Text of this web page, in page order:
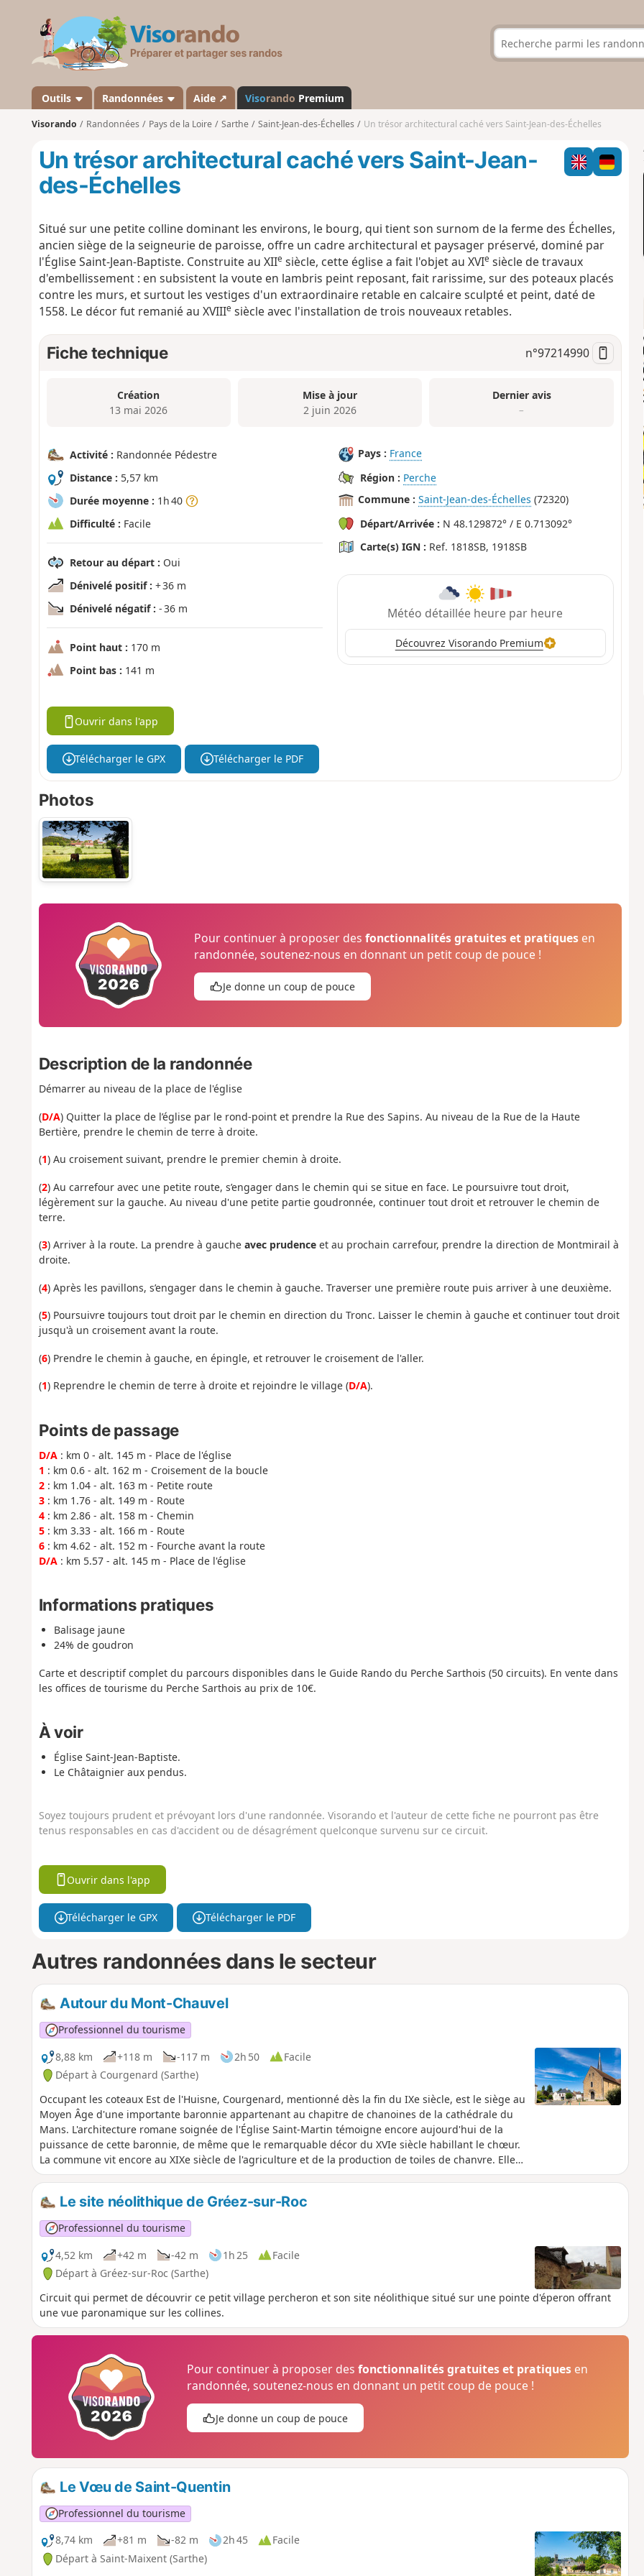
s
a
n
d
Outils Randonnées Aide ↗ Visorando Premium
Visorando Randonnées Pays de la Loire Sarthe Saint-Jean-des-Échelles Un trésor architectural caché vers Saint-Jean-des-Échelles
Un trésor architectural caché vers Saint-Jean-
des-Échelles
Situé sur une petite colline dominant les environs, le bourg, qui tient son surnom de la ferme des Échelles,
ancien siège de la seigneurie de paroisse, offre un cadre architectural et paysager préservé, dominé par
l'Église Saint-Jean-Baptiste. Construite au XIIe siècle, cette église a fait l'objet au XVIe siècle de travaux
d'embellissement : en subsistent la voute en lambris peint reposant, fait rarissime, sur des poteaux placés
contre les murs, et surtout les vestiges d'un extraordinaire retable en calcaire sculpté et peint, daté de
1558. Le décor fut remanié au XVIIIe siècle avec l'installation de trois nouveaux retables.
Fiche technique n°97214990
Création
13 mai 2026
Mise à jour
2 juin 2026
Dernier avis
–
Activité : Randonnée Pédestre
Distance : 5,57 km
Durée moyenne : 1h 40
Difficulté : Facile
Retour au départ : Oui
Dénivelé positif : + 36 m
Dénivelé négatif : - 36 m
Point haut : 170 m
Point bas : 141 m
Pays : France
Région : Perche
Commune : Saint-Jean-des-Échelles (72320)
Départ/Arrivée : N 48.129872° / E 0.713092°
Carte(s) IGN : Ref. 1818SB, 1918SB
Météo détaillée heure par heure
Découvrez Visorando Premium
Ouvrir dans l'app
Télécharger le GPX Télécharger le PDF
Photos
Pour continuer à proposer desfonctionnalités gratuites et pratiques en
randonnée, soutenez-nous en donnant un petit coup de pouce !
Je donne un coup de pouce
Description de la randonnée
Démarrer au niveau de la place de l'église
(D/A) Quitter la place de l’église par le rond-point et prendre la Rue des Sapins. Au niveau de la Rue de la Haute
Bertière, prendre le chemin de terre à droite.
(1) Au croisement suivant, prendre le premier chemin à droite.
(2) Au carrefour avec une petite route, s’engager dans le chemin qui se situe en face. Le poursuivre tout droit,
légèrement sur la gauche. Au niveau d'une petite partie goudronnée, continuer tout droit et retrouver le chemin de
terre.
(3) Arriver à la route. La prendre à gauche avec prudence et au prochain carrefour, prendre la direction de Montmirail à
droite.
(4) Après les pavillons, s’engager dans le chemin à gauche. Traverser une première route puis arriver à une deuxième.
(5) Poursuivre toujours tout droit par le chemin en direction du Tronc. Laisser le chemin à gauche et continuer tout droit
jusqu'à un croisement avant la route.
(6) Prendre le chemin à gauche, en épingle, et retrouver le croisement de l'aller.
(1) Reprendre le chemin de terre à droite et rejoindre le village (D/A).
Points de passage
D/A: km 0 - alt. 145 m - Place de l'église
1 : km 0.6 - alt. 162 m - Croisement de la boucle
2: km 1.04 - alt. 163 m - Petite route
3: km 1.76 - alt. 149 m - Route
4: km 2.86 - alt. 158 m - Chemin
5: km 3.33 - alt. 166 m - Route
6: km 4.62 - alt. 152 m - Fourche avant la route
D/A: km 5.57 - alt. 145 m - Place de l'église
Informations pratiques
Balisage jaune
24% de goudron
Carte et descriptif complet du parcours disponibles dans le Guide Rando du Perche Sarthois (50 circuits). En vente dans
les offices de tourisme du Perche Sarthois au prix de 10€.
À voir
Église Saint-Jean-Baptiste.
Le Châtaignier aux pendus.
Soyez toujours prudent et prévoyant lors d'une randonnée. Visorando et l'auteur de cette fiche ne pourront pas être
tenus responsables en cas d'accident ou de désagrément quelconque survenu sur ce circuit.
Ouvrir dans l'app
Télécharger le GPX Télécharger le PDF
Autres randonnées dans le secteur
Autour du Mont-Chauvel
Professionnel du tourisme
8,88 km
+118 m -117 m 2h 50
Facile
Départ à Courgenard (Sarthe)
Occupant les coteaux Est de l'Huisne, Courgenard, mentionné dès la fin du IXe siècle, est le siège au
Moyen Âge d'une importante baronnie appartenant au chapitre de chanoines de la cathédrale du
Mans. L'architecture romane soignée de l'Église Saint-Martin témoigne encore aujourd'hui de la
puissance de cette baronnie, de même que le remarquable décor du XVIe siècle habillant le chœur.
La commune vit encore au XIXe siècle de l'agriculture et de la production de toiles de chanvre. Elle
est comprise aujourd'hui dans le bassin d'emploi de La Ferté-Bernard.
Le site néolithique de Gréez-sur-Roc
Professionnel du tourisme
4,52 km
+42 m -42 m 1h 25
Facile
Départ à Gréez-sur-Roc (Sarthe)
Circuit qui permet de découvrir ce petit village percheron et son site néolithique situé sur une pointe d'éperon offrant
une vue paronamique sur les collines.
Pour continuer à proposer desfonctionnalités gratuites et pratiques en
randonnée, soutenez-nous en donnant un petit coup de pouce !
Je donne un coup de pouce
Le Vœu de Saint-Quentin
Professionnel du tourisme
8,74 km
+81 m -82 m 2h 45
Facile
Départ à Saint-Maixent (Sarthe)